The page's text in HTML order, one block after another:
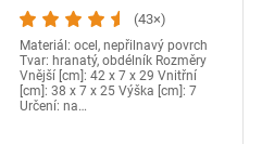
(43×)
Materiál: ocel, nepřilnavý povrch
Tvar: hranatý, obdélník Rozměry
Vnější [cm]: 42 x 7 x 29 Vnitřní
[cm]: 38 x 7 x 25 Výška [cm]: 7
Určení: na…